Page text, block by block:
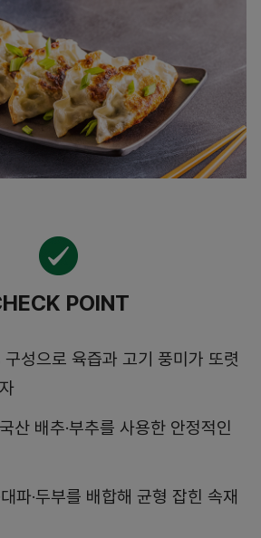
POINT
성으로 육즙과 고기 풍미가 또렷
산 배추·부추를 사용한 안정적인
대파·두부를 배합해 균형 잡힌 속재